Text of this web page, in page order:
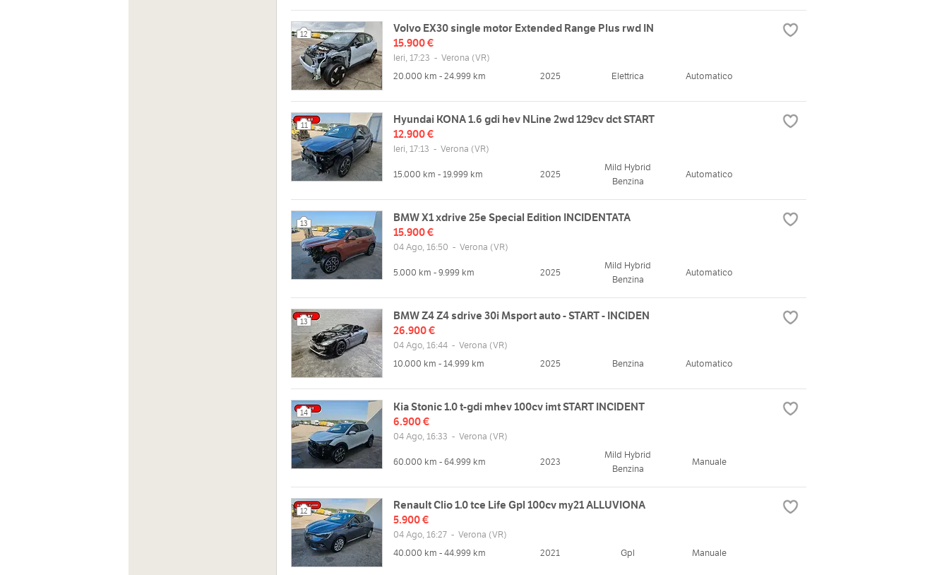
12
Volvo EX30 single motor Extended Range Plus rwd IN
15.900 €
Ieri, 17:23 - Verona (VR)
20.000 km - 24.999 km
2025 Elettrica Automatico
11
Hyundai KONA 1.6 gdi hev NLine 2wd 129cv dct START
12.900 €
Ieri, 17:13 - Verona (VR)
15.000 km - 19.999 km 2025
Mild Hybrid
Benzina
Automatico
13
BMW X1 xdrive 25e Special Edition INCIDENTATA
15.900 €
04 Ago, 16:50 - Verona (VR)
5.000 km - 9.999 km 2025
Mild Hybrid
Benzina
Automatico
13
BMW Z4 Z4 sdrive 30i Msport auto - START - INCIDEN
26.900 €
04 Ago, 16:44 - Verona (VR)
10.000 km - 14.999 km
2025 Benzina Automatico
14
Kia Stonic 1.0 t-gdi mhev 100cv imt START INCIDENT
6.900 €
04 Ago, 16:33 - Verona (VR)
60.000 km - 64.999 km 2023
Mild Hybrid
Benzina
Manuale
12
Renault Clio 1.0 tce Life Gpl 100cv my21 ALLUVIONA
5.900 €
04 Ago, 16:27 - Verona (VR)
40.000 km - 44.999 km
2021 Gpl Manuale